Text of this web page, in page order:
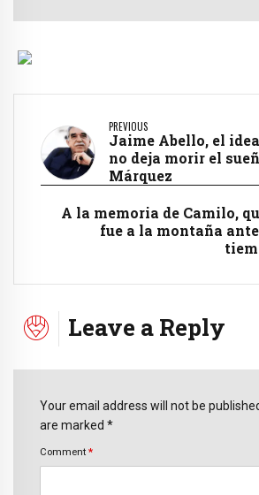
PREVIOUS
Jaime Abello, el
no deja morir el
Márquez
A la memoria de Camilo,
fue a la montaña
Leave a Reply
Your email address will not be
are marked *
Comment *